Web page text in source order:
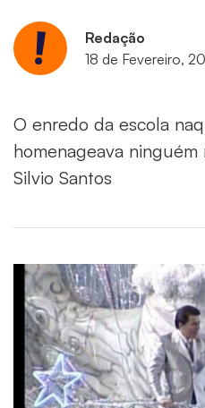
Redação
18 de Fevereiro,
O enredo da escola
homenageava
Silvio Santos